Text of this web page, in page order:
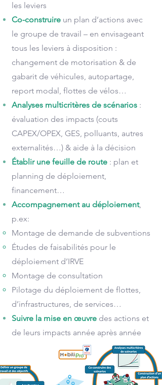
les leviers
Co-construire un plan d’actions avec
le groupe de travail – en envisageant
tous les leviers à disposition :
changement de motorisation & de
gabarit de véhicules, autopartage,
report modal, flottes de vélos…
Analyses multicritères de scénarios :
évaluation des impacts (couts
CAPEX/OPEX, GES, polluants, autres
externalités…) & aide à la décision
Établir une feuille de route : plan et
planning de déploiement,
financement…
Accompagnement au déploiement,
p.ex:
Montage de demande de subventions
Études de faisabilités pour le
déploiement d’IRVE
Montage de consultation
Pilotage du déploiement de flottes,
d’infrastructures, de services…
Suivre la mise en œuvre des actions et
de leurs impacts année après année